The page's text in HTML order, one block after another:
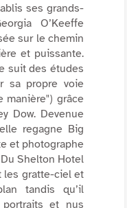
ses grands-
O’Keeffe
sur le chemin
et puissante.
suit des études
sa propre voie
manière") grâce
Dow. Devenue
regagne Big
et photographe
Shelton Hotel
les gratte-ciel et
tandis qu’il
portraits et nus